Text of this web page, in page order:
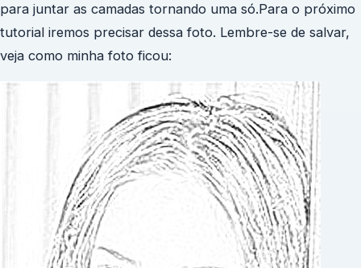
para juntar as camadas tornando uma só.Para o próximo
tutorial iremos precisar dessa foto. Lembre-se de salvar,
veja como minha foto ficou: